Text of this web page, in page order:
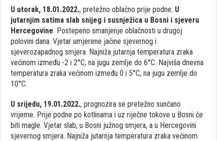
U utorak, 18.01.2022., pretežno oblačno prije podne. U
jutarnjim satima slab snijeg i susnježica u Bosni i sjeveru
Hercegovine. Postepeno smanjenje oblačnosti u drugoj
polovini dana. Vjetar umjerene jačine sjevernog i
sjeverozapadnog smjera. Najniža jutarnja temperatura zraka
većinom između -2 i 2°C, na jugu zemlje do 6°C. Najviša dnevna
temperatura zraka većinom između 0 i 5°C, na jugu zemlje do
10°C.
U srijedu, 19.01.2022., prognozira se pretežno sunčano
vrijeme. Prije podne po kotlinama i uz riječne tokove u Bosni će
biti magle. Vjetar slab, u Bosni južnog smjera, a u Hercegovini
sjevernog smjera. Najniža jutarnja temperatura zraka većinom